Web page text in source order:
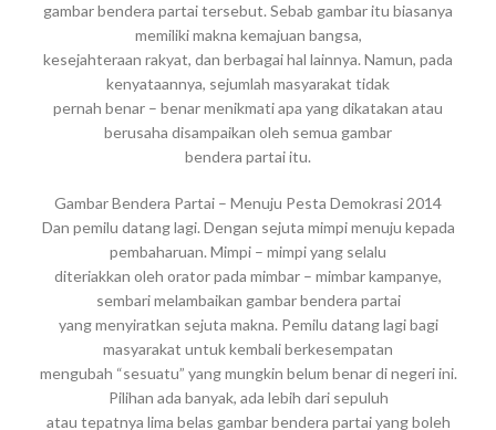
gambar bendera partai tersebut. Sebab gambar itu biasanya
memiliki makna kemajuan bangsa,
kesejahteraan rakyat, dan berbagai hal lainnya. Namun, pada
kenyataannya, sejumlah masyarakat tidak
pernah benar – benar menikmati apa yang dikatakan atau
berusaha disampaikan oleh semua gambar
bendera partai itu.
Gambar Bendera Partai – Menuju Pesta Demokrasi 2014
Dan pemilu datang lagi. Dengan sejuta mimpi menuju kepada
pembaharuan. Mimpi – mimpi yang selalu
diteriakkan oleh orator pada mimbar – mimbar kampanye,
sembari melambaikan gambar bendera partai
yang menyiratkan sejuta makna. Pemilu datang lagi bagi
masyarakat untuk kembali berkesempatan
mengubah “sesuatu” yang mungkin belum benar di negeri ini.
Pilihan ada banyak, ada lebih dari sepuluh
atau tepatnya lima belas gambar bendera partai yang boleh